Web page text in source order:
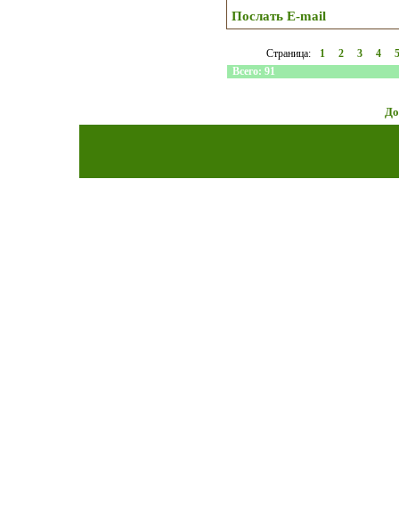
Послать E-mail
Страница: 1 2 3 4
5
Всего: 91